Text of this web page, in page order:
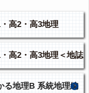
高2・高3地理
高2・高3地理＜地誌
る地理B 系統地理編